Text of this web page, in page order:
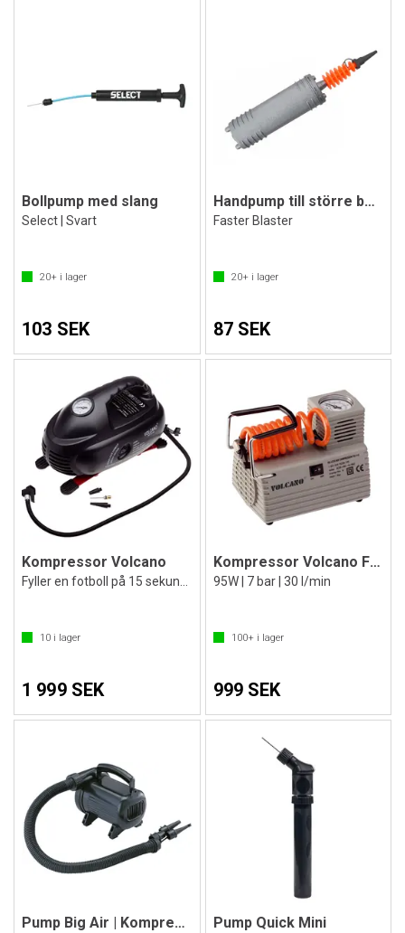
Bollpump med slang
Select | Svart
20+ i lager
103 SEK
Handpump till större bollar och lekar
Faster Blaster
20+i lager
87 SEK
Kompressor Volcano
10 i lager
1 999 SEK
Kompressor Volcano FTC 110
95W | 7 bar | 30 l/min
100+i lager
999 SEK
Pump Big Air | Kompressorpump Pump Quick Mini